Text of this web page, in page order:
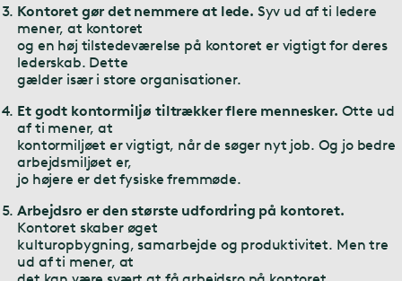
Kontoret gør det nemmere at lede. Syv ud af ti ledere
mener, at kontoret
og en høj tilstedeværelse på kontoret er vigtigt for deres
lederskab. Dette
gælder især i store organisationer.
Et godt kontormiljø tiltrækker flere mennesker. Otte ud
af ti mener, at
kontormiljøet er vigtigt, når de søger nyt job. Og jo bedre
arbejdsmiljøet er,
jo højere er det fysiske fremmøde.
Arbejdsro er den største udfordring på kontoret.
Kontoret skaber øget
kulturopbygning, samarbejde og produktivitet. Men tre
ud af ti mener, at